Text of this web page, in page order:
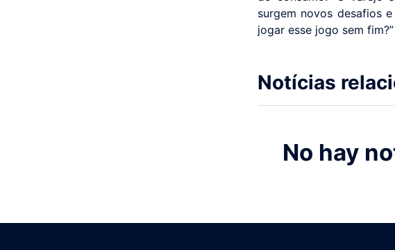
surgem novos desafios
jogar esse jogo sem fim?”
Notícias
No hay